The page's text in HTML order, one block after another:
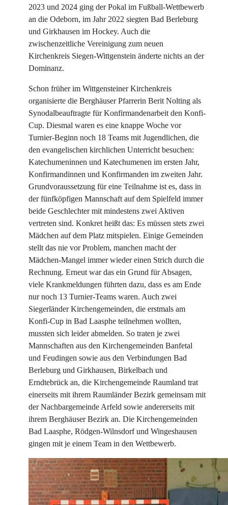
2023 und 2024 ging der Pokal im Fußball-Wettbewerb
an die Odeborn, im Jahr 2022 siegten Bad Berleburg
und Girkhausen im Hockey. Auch die
zwischenzeitliche Vereinigung zum neuen
Kirchenkreis Siegen-Wittgenstein änderte nichts an der
Dominanz.
Schon früher im Wittgensteiner Kirchenkreis
organisierte die Berghäuser Pfarrerin Berit Nolting als
Synodalbeauftragte für Konfirmandenarbeit den Konfi-
Cup. Diesmal waren es eine knappe Woche vor
Turnier-Beginn noch 18 Teams mit Jugendlichen, die
den evangelischen kirchlichen Unterricht besuchen:
Katechumeninnen und Katechumenen im ersten Jahr,
Konfirmandinnen und Konfirmanden im zweiten Jahr.
Grundvoraussetzung für eine Teilnahme ist es, dass in
der fünfköpfigen Mannschaft auf dem Spielfeld immer
beide Geschlechter mit mindestens zwei Aktiven
vertreten sind. Konkret heißt das: Es müssen stets zwei
Mädchen auf dem Platz mitspielen. Einige Gemeinden
stellt das nie vor Problem, manchen macht der
Mädchen-Mangel immer wieder einen Strich durch die
Rechnung. Erneut war das ein Grund für Absagen,
viele Krankmeldungen führten dazu, dass es am Ende
nur noch 13 Turnier-Teams waren. Auch zwei
Siegerländer Kirchengemeinden, die erstmals am
Konfi-Cup in Bad Laasphe teilnehmen wollten,
mussten sich leider abmelden. So traten je zwei
Mannschaften aus den Kirchengemeinden Banfetal
und Feudingen sowie aus den Verbindungen Bad
Berleburg und Girkhausen, Birkelbach und
Erndtebrück an, die Kirchengemeinde Raumland trat
einerseits mit ihrem Raumländer Bezirk gemeinsam mit
der Nachbargemeinde Arfeld sowie andererseits mit
ihrem Berghäuser Bezirk an. Die Kirchengemeinden
Bad Laasphe, Rödgen-Wilnsdorf und Wingeshausen
gingen mit je einem Team in den Wettbewerb.